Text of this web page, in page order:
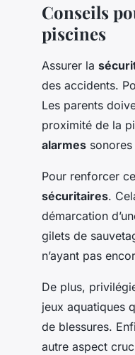
Conseils
piscines
Assurer la
des accidents.
Les parents
proximité de la
alarmes
Pour renforcer
sécuritaires.
démarcation
gilets de
n’ayant pas
De plus,
jeux aquatiques
de blessures.
autre aspect